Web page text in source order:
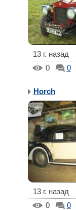
13 г. назад
0
0
Horch
13 г. назад
0
0